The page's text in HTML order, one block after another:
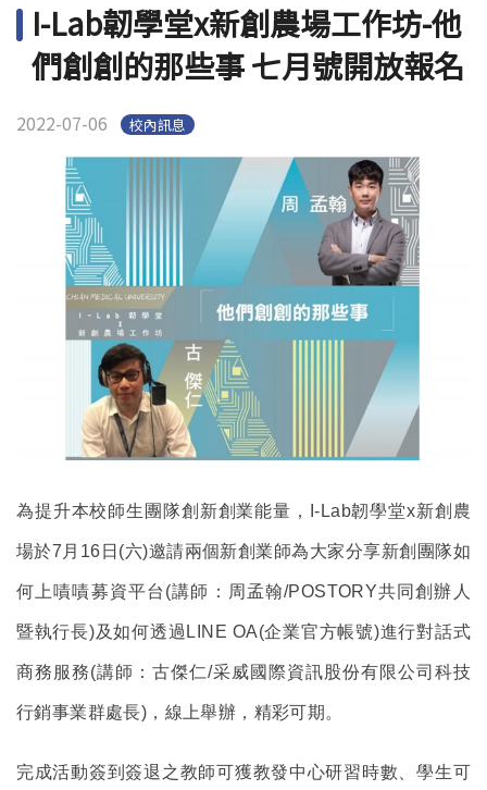
I-Lab韌學堂x新創農場工作坊-他
們創創的那些事 七月號開放報名
2022-07-06 校內訊息
為提升本校師生團隊創新創業能量，I-Lab韌學堂x新創農
場於7月16日(六)邀請兩個新創業師為大家分享新創團隊如
何上嘖嘖募資平台(講師：周孟翰/POSTORY共同創辦人
暨執行長)及如何透過LINE OA(企業官方帳號)進行對話式
商務服務(講師：古傑仁/采威國際資訊股份有限公司科技
行銷事業群處長)，線上舉辦，精彩可期。
完成活動簽到簽退之教師可獲教發中心研習時數、學生可